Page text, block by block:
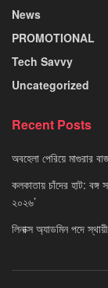
News
PROMOTIONAL
Tech Savvy
Uncategorized
Recent Posts
অবহেলা পেরিয়ে মাগুরার
কলকাতায় চাঁদের হাট: বঙ্গ
২০২৬’
লিনাক্স অ্যাডমিন পদে